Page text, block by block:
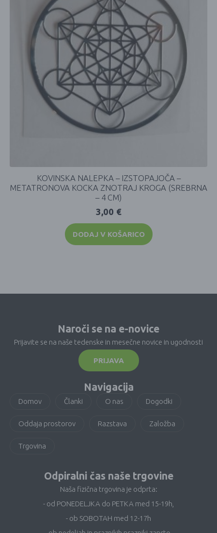
KOVINSKA NALEPKA – IZSTOPAJOČA –
METATRONOVA KOCKA ZNOTRAJ KROGA (SREBRNA
– 4 CM)
3,00 €
DODAJ V KOŠARICO
Naroči se na e-novice
Prijavite se na naše tedenske in mesečne novice in ugodnosti
PRIJAVA
Navigacija
Domov Članki O nas Dogodki
Oddaja prostorov Razstava Založba
Trgovina
Odpiralni čas naše trgovine
Naša fizična trgovina je odprta:
- od PONEDELJKA do PETKA med 15-19h,
- ob SOBOTAH med 12-17h